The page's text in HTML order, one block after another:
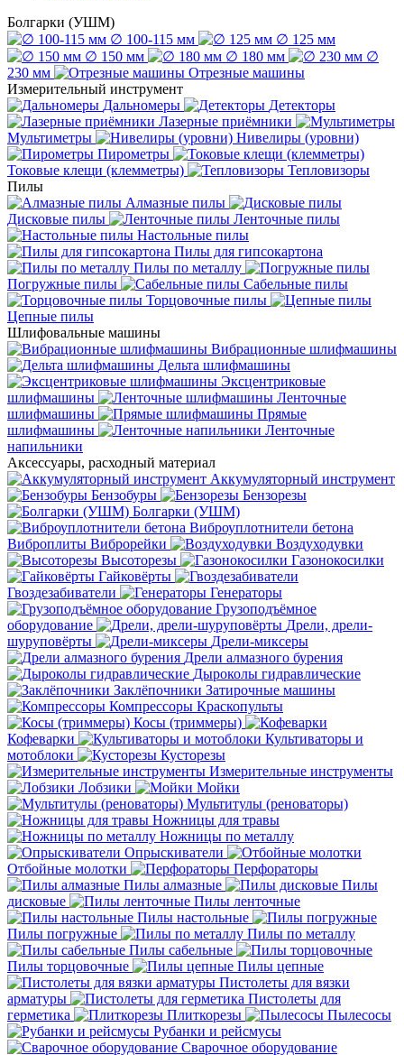
Болгарки (УШМ)
∅ 100-115 мм
∅ 125 мм
∅ 150 мм
∅ 180 мм
∅
230 мм
Отрезные машины
Измерительный инструмент
Дальномеры
Детекторы
Лазерные приёмники
Мультиметры
Нивелиры (уровни)
Пирометры
Токовые клещи (клемметры)
Тепловизоры
Пилы
Алмазные пилы
Дисковые пилы
Ленточные пилы
Настольные пилы
Пилы для гипсокартона
Пилы по металлу
Погружные пилы
Сабельные пилы
Торцовочные пилы
Цепные пилы
Шлифовальные машины
Вибрационные шлифмашины
Дельта шлифмашины
Эксцентриковые
шлифмашины
Ленточные
шлифмашины
Прямые
шлифмашины
Ленточные
напильники
Аксессуары, расходный материал
Аккумуляторный инструмент
Бензобуры
Бензорезы
Болгарки (УШМ)
Виброуплотнители бетона
Виброплиты Виброрейки
Воздуходувки
Высоторезы
Газонокосилки
Гайковёрты
Гвоздезабиватели
Генераторы
Грузоподъёмное
оборудование
Дрели, дрели-
шуруповёрты
Дрели-миксеры
Дрели алмазного бурения
Дыроколы гидравлические
Заклёпочники Затирочные машины
Компрессоры Краскопульты
Косы (триммеры)
Кофеварки
Культиваторы и
мотоблоки
Кусторезы
Измерительные инструменты
Лобзики
Мойки
Мультитулы (реноваторы)
Ножницы для травы
Ножницы по металлу
Опрыскиватели
Отбойные молотки
Перфораторы
Пилы алмазные
Пилы
дисковые
Пилы ленточные
Пилы настольные
Пилы погружные
Пилы по металлу
Пилы сабельные
Пилы торцовочные
Пилы цепные
Пистолеты для вязки
арматуры
Пистолеты для
герметика
Плиткорезы
Пылесосы
Рубанки и рейсмусы
Сварочное оборудование